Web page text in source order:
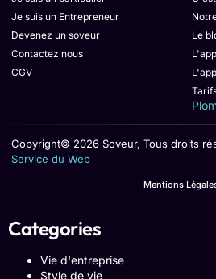
Je suis un Entrepreneur
Devenez un soveur
Contactez nous
CGV
Le
Copyright© 2026 Soveur, Tous droits
Service du Web
Mentions
Categories
Vie d'entreprise
Style de vie